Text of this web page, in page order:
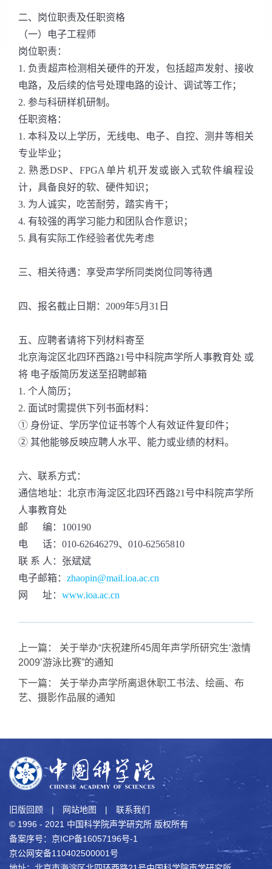
二、岗位职责及任职资格
（一）电子工程师
岗位职责：
1. 负责超声检测相关硬件的开发，包括超声发射、接收
电路，及后续的信号处理电路的设计、调试等工作；
2. 参与科研样机研制。
任职资格：
1. 本科及以上学历，无线电、电子、自控、测井等相关
专业毕业；
2. 熟悉DSP、FPGA单片机开发或嵌入式软件编程设
计，具备良好的软、硬件知识；
3. 为人诚实，吃苦耐劳，踏实肯干；
4. 有较强的再学习能力和团队合作意识；
5. 具有实际工作经验者优先考虑
三、相关待遇：享受声学所同类岗位同等待遇
四、报名截止日期：2009年5月31日
五、应聘者请将下列材料寄至
北京海淀区北四环西路21号中科院声学所人事教育处 或
将 电子版简历发送至招聘邮箱
1. 个人简历；
2. 面试时需提供下列书面材料：
① 身份证、学历学位证书等个人有效证件复印件；
② 其他能够反映应聘人水平、能力或业绩的材料。
六、联系方式：
通信地址：北京市海淀区北四环西路21号中科院声学所
人事教育处
邮 编：100190
电 话：010-62646279、010-62565810
联 系 人：张斌斌
电子邮箱： zhaopin@mail.ioa.ac.cn
网 址： www.ioa.ac.cn
上一篇：
关于举办“庆祝建所45周年声学所研究生‘激情
2009’游泳比赛”的通知
下一篇：
关于举办声学所离退休职工书法、绘画、布
艺、摄影作品展的通知
旧版回顾 | 网站地图 |
联系我们
© 1996 - 2021 中国科学院声学研究所 版权所有
备案序号：京ICP备16057196号-1
京公网安备110402500001号